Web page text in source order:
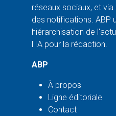
réseaux sociaux, et
des notifications. ABP
hiérarchisation de
l'IA pour la rédaction.
ABP
À propos
Ligne éditoriale
Contact